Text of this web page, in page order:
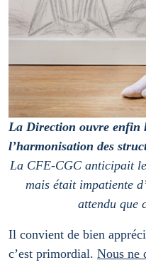
La Direction ouvre enfin
l’harmonisation des
La CFE-CGC anticipait
mais était impatiente
attendu que
Il convient de bien
c’est primordial. Nous ne